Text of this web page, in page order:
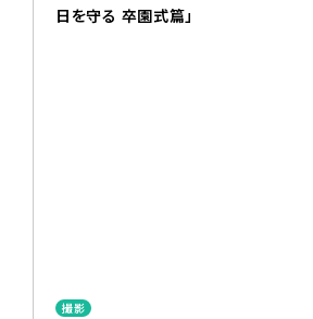
日を守る 卒園式篇」
撮影